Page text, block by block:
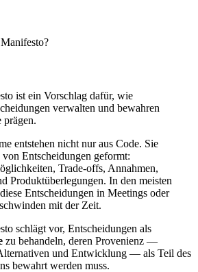
ist ein Vorschlag dafür, wie
verwalten und bewahren
prägen.
entstehen nicht nur aus Code. Sie
Entscheidungen geformt:
Trade-offs, Annahmen,
Produktüberlegungen. In den meisten
Entscheidungen in Meetings oder
mit der Zeit.
schlägt vor, Entscheidungen als
zu behandeln, deren Provenienz —
und Entwicklung — als Teil des
bewahrt werden muss.